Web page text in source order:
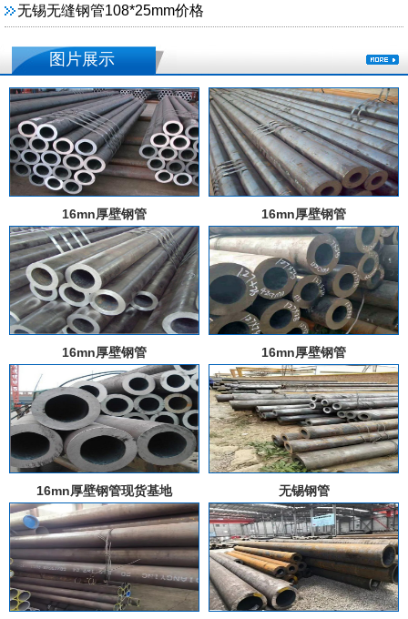
无锡无缝钢管108*25mm价格
图片展示
16mn厚壁钢管 16mn厚壁钢管
16mn厚壁钢管 16mn厚壁钢管
16mn厚壁钢管现货基地 无锡钢管